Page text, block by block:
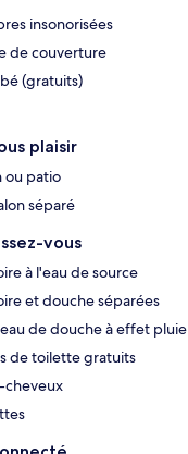
insonorisées
de couverture
(gratuits)
plaisir
ou patio
séparé
vous
à l'eau de source
et douche séparées
de douche à effet pluie
de toilette gratuits
cheveux